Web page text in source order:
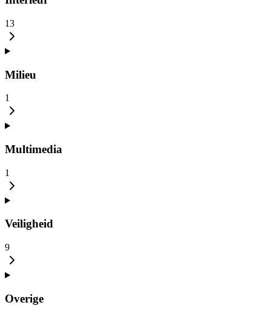
13
Milieu
1
Multimedia
1
Veiligheid
9
Overige